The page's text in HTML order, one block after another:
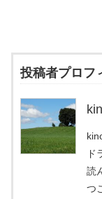
投稿者プロフ
ド
読
つ